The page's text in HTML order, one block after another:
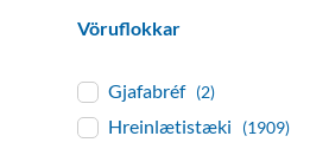
Vöruflokkar
Gjafabréf (2)
Hreinlætistæki (1909)